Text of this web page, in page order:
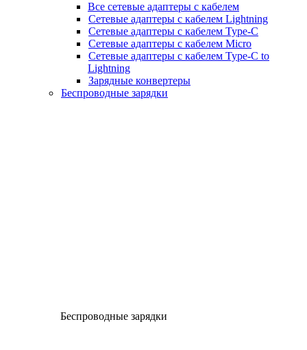
Все сетевые адаптеры с кабелем
Сетевые адаптеры с кабелем Lightning
Сетевые адаптеры с кабелем Type-C
Сетевые адаптеры с кабелем Micro
Сетевые адаптеры с кабелем Type-C to
Lightning
Зарядные конвертеры
Беспроводные зарядки
Беспроводные зарядки